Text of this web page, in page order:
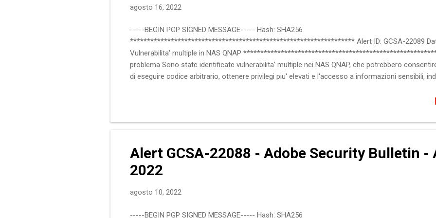
agosto 16, 2022
-----BEGIN PGP SIGNED MESSAGE----- Hash: SHA256
****************************************************************** Alert ID: GCSA-22089
Vulnerabilita' multiple in NAS QNAP
problema Sono state identificate vulnerabilita' multiple nei NAS QNAP, che potrebbero
di eseguire codice arbitrario, ottenere privilegi piu' elevati e l'accesso a informazioni sensibili,
QTS 4.5.x/4.4.x QTS 5.0.0 QTS 5.0.1 QuTS hero h4.5.x QuTS hero h5.0.0 QuTS hero h5.0.1
Bypass :: Soluzio...
Alert GCSA-22088 - Adobe Security Bulletin -
2022
agosto 10, 2022
-----BEGIN PGP SIGNED MESSAGE----- Hash: SHA256